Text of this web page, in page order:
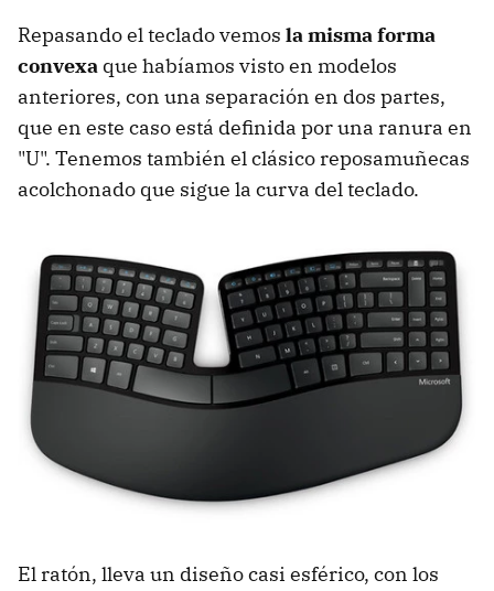
Repasando el teclado vemos la misma forma
convexa que habíamos visto en modelos
anteriores, con una separación en dos partes,
que en este caso está definida por una ranura en
"U". Tenemos también el clásico reposamuñecas
acolchonado que sigue la curva del teclado.
El ratón, lleva un diseño casi esférico, con los